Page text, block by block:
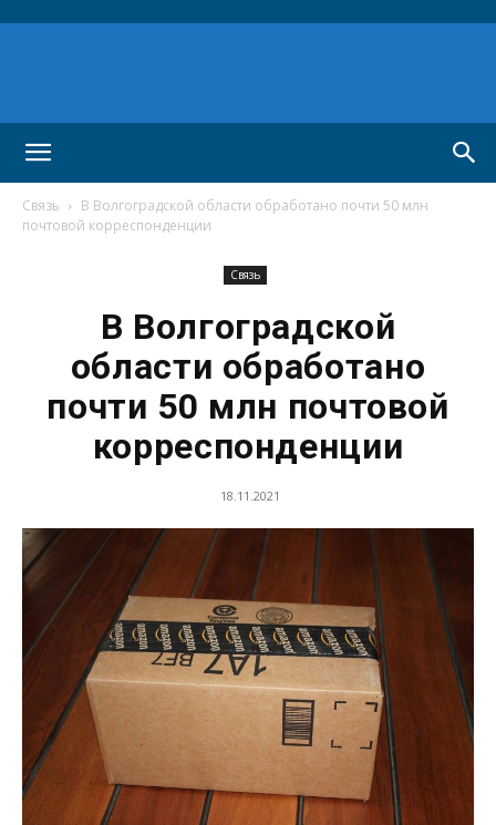
Связь
В Волгоградской области обработано почти 50 млн
почтовой корреспонденции
Связь
В Волгоградской
области обработано
почти 50 млн почтовой
корреспонденции
18.11.2021